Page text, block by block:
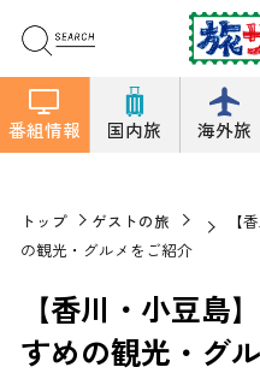
番組情報 国内旅 海外旅
トップ ゲストの旅
【
の観光・グルメをご紹介
【香川・小豆島
すめの観光・グ